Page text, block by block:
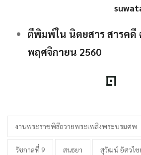
ตีพิมพ์ใน นิตยสาร สารคดี
พฤศจิกายน 2560
งานพระราชพิธีถวายพระเพลิงพระบรมศพ
รัชกาลที่ 9 สนธยา สุวัฒน์ อัศวไ